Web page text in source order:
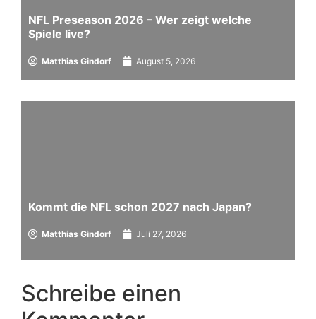
NFL Preseason 2026 – Wer zeigt welche
Spiele live?
Matthias Gindorf August 5, 2026
Kommt die NFL schon 2027 nach Japan?
Matthias Gindorf Juli 27, 2026
Schreibe einen